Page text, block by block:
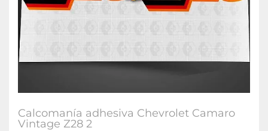
Calcomanía adhesiva Chevrolet Camaro
Vintage Z28 2